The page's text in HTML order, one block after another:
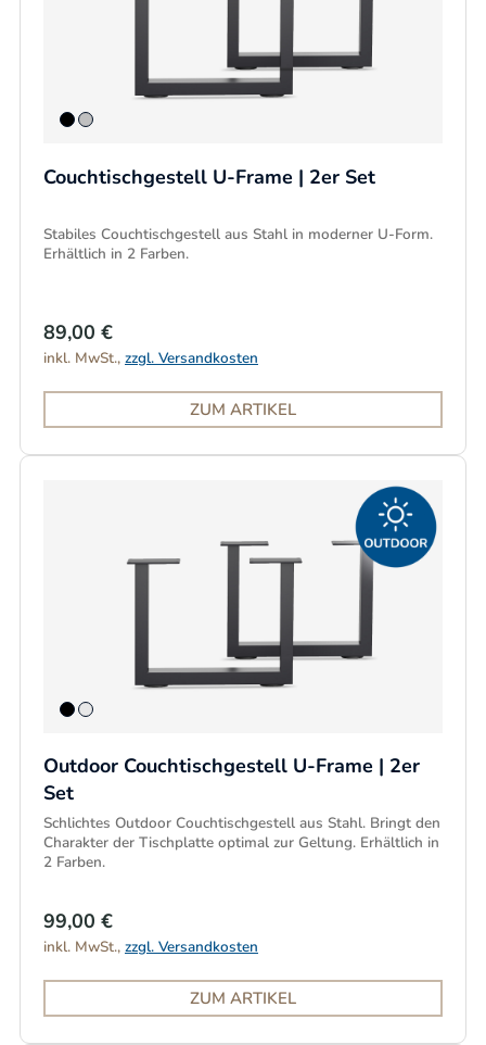
Couchtischgestell U-Frame | 2er Set
Stabiles Couchtischgestell aus Stahl in moderner U-Form.
Erhältlich in 2 Farben.
89,00 €
inkl. MwSt., zzgl. Versandkosten
ZUM ARTIKEL
Outdoor Couchtischgestell U-Frame | 2er
Set
Schlichtes Outdoor Couchtischgestell aus Stahl. Bringt den
Charakter der Tischplatte optimal zur Geltung. Erhältlich in
2 Farben.
99,00 €
inkl. MwSt., zzgl. Versandkosten
ZUM ARTIKEL